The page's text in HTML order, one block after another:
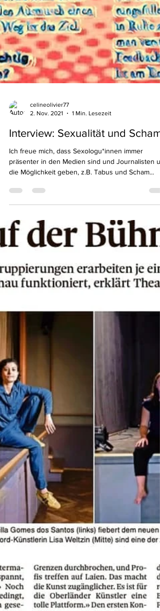
2. Nov. 2021
1 Min. Lesezeit
Interview: Sexualität und Scham
Ich freue mich, dass Sexologu*innen immer
präsenter in den Medien sind und Journalisten
die Möglichkeit geben, z.B. Tabus und Scham...